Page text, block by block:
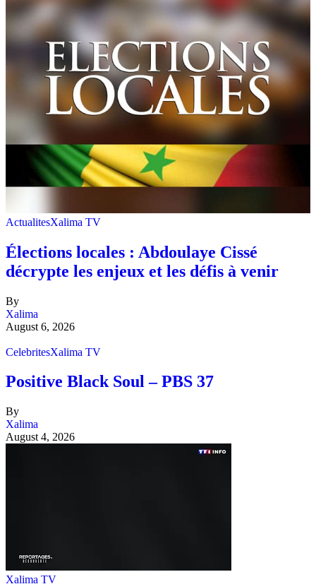
ActualitesXalima TV
Élections locales : Abdoulaye Cissé
décrypte les enjeux et les défis à venir
By
Xalima
August 6, 2026
CelebritesXalima TV
Positive Black Soul – PBS 37
By
Xalima
August 4, 2026
Xalima TV